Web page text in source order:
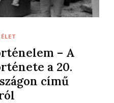
– A
a 20.
című